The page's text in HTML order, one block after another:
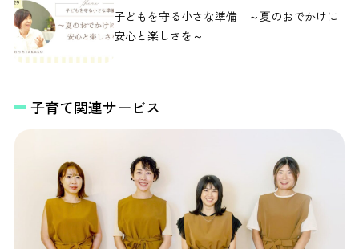
子どもを守る小さな準備 ～夏のおでかけに
安心と楽しさを～
子育て関連サービス